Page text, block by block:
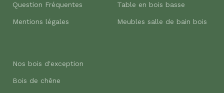
Question Fréquentes
Mentions légales
Table en bois basse
Meubles salle de bain bois
Nos bois d'exception
Bois de chêne